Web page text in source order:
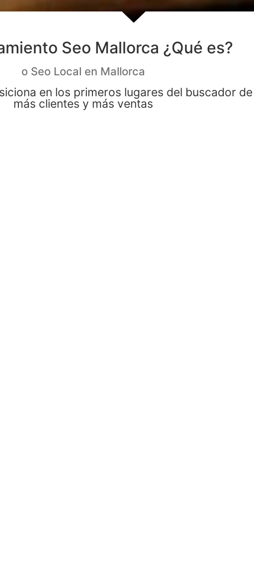
Seo Mallorca ¿Qué es?
o Seo Local en Mallorca
en los primeros lugares del buscador
más clientes y más ventas